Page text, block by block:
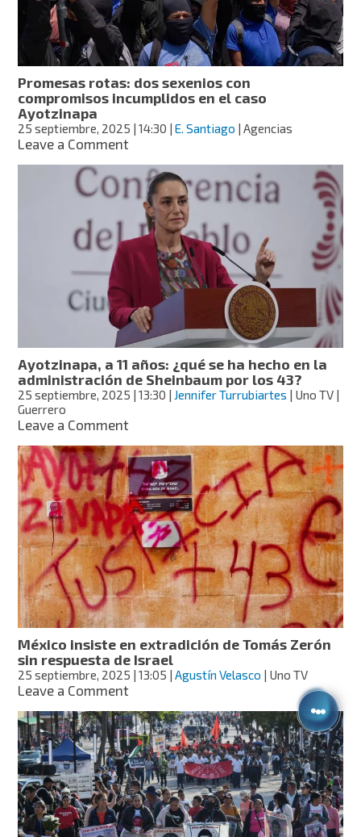
blanco
de
normalistas?
Promesas rotas: dos sexenios con
compromisos incumplidos en el caso
Ayotzinapa
25 septiembre, 2025 | 14:30 |E. Santiago | Agencias
Leave a Commenton
rotas:
dos
sexenios
con
compromisos
incumplidos
caso
Ayotzinapa
Ayotzinapa, a 11 años: ¿qué se ha hecho en la
administración de Sheinbaum por los 43?
25 septiembre, 2025 | 13:30 | Jennifer Turrubiartes | Uno TV |
Guerrero
Leave a Commenton
a
11
años:
¿qué
se
ha
hecho
en
la
administración
de
Sheinbaum
por
los
43?
México insiste en extradición de Tomás Zerón
sin respuesta de Israel
25 septiembre, 2025 | 13:05 |Agustín Velasco | Uno TV
Leave a Commenton
insiste
en
extradición
de
Tomás
Zerón
sin